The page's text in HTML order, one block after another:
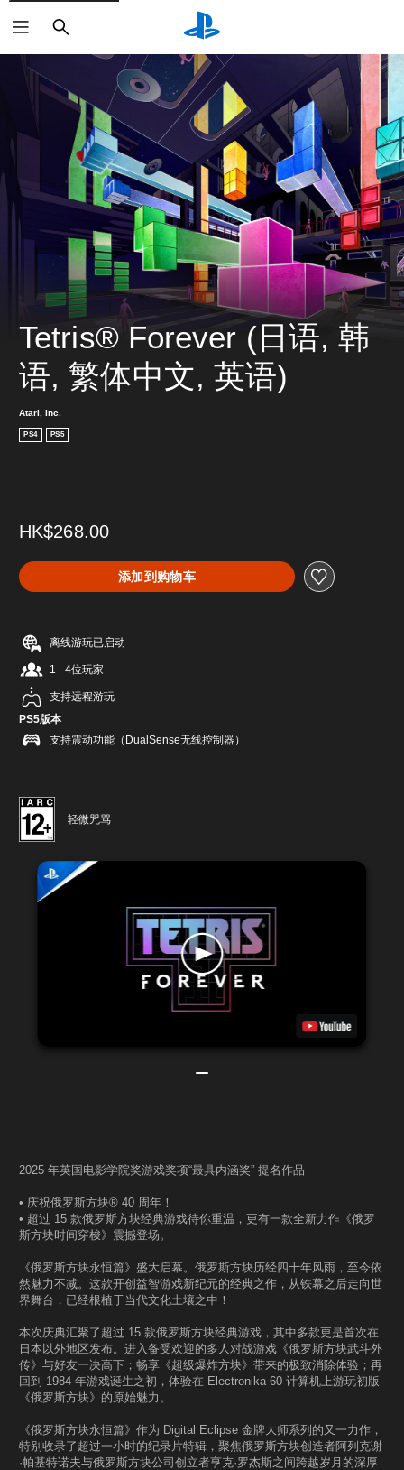
搜
索
Tetris® Forever (日语, 韩
语, 繁体中文, 英语)
Atari, Inc.
PS4 PS5
HK$268.00
添加到购物车
离线游玩已启动
1 - 4位玩家
支持远程游玩
PS5版本
支持震动功能（DualSense无线控制器）
轻微咒骂
2025 年英国电影学院奖游戏奖项“最具内涵奖” 提名作品
• 庆祝俄罗斯方块® 40 周年！
• 超过 15 款俄罗斯方块经典游戏待你重温，更有一款全新力作《俄罗
斯方块时间穿梭》震撼登场。
《俄罗斯方块永恒篇》盛大启幕。俄罗斯方块历经四十年风雨，至今依
然魅力不减。这款开创益智游戏新纪元的经典之作，从铁幕之后走向世
界舞台，已经根植于当代文化土壤之中！
本次庆典汇聚了超过 15 款俄罗斯方块经典游戏，其中多款更是首次在
日本以外地区发布。进入备受欢迎的多人对战游戏《俄罗斯方块武斗外
传》与好友一决高下；畅享《超级爆炸方块》带来的极致消除体验；再
回到 1984 年游戏诞生之初，体验在 Electronika 60 计算机上游玩初版
《俄罗斯方块》的原始魅力。
《俄罗斯方块永恒篇》作为 Digital Eclipse 金牌大师系列的又一力作，
特别收录了超过一小时的纪录片特辑，聚焦俄罗斯方块创造者阿列克谢
·帕基特诺夫与俄罗斯方块公司创立者亨克·罗杰斯之间跨越岁月的深厚